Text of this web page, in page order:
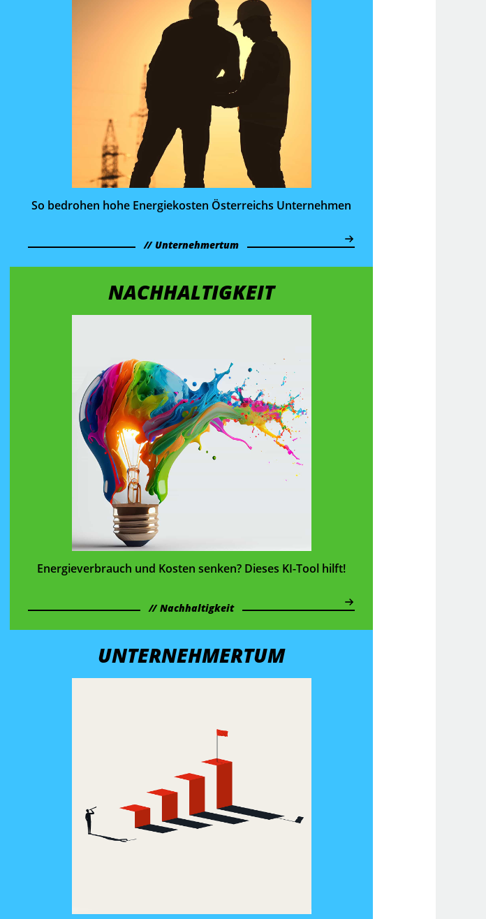
So bedrohen hohe Energie­kosten Österreichs Unternehmen
Unternehmertum
NACHHALTIGKEIT
Energie­verbrauch und Kosten senken? Dieses KI-Tool hilft!
Nachhaltigkeit
UNTERNEHMERTUM